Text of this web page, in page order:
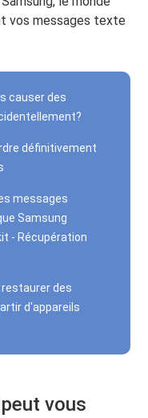
vos messages texte
causer des
définitivement
messages
Samsung
- Récupération
restaurer des
d'appareils
vous